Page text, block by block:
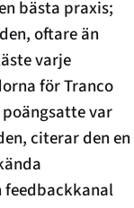
bästa praxis;
oftare än
varje
för Tranco
var
citerar den en
feedbackkanal